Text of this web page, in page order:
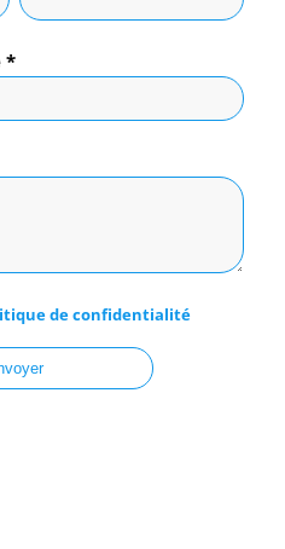
*
de confidentialité